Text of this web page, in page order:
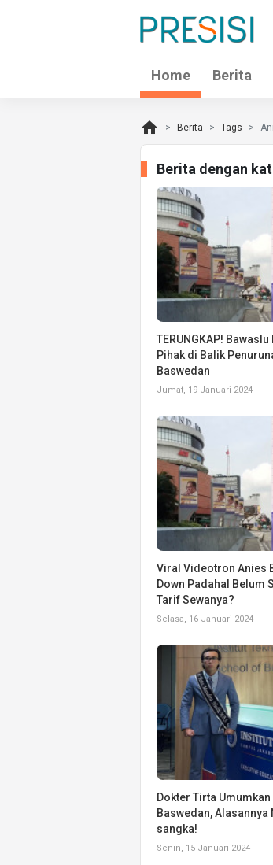
Home Berita
home Berita Tags
Berita dengan
TERUNGKAP!
Pihak di Balik
Baswedan
Jumat, 19 Januari 2024
Viral Videotron Anies
Down Padahal Belum
Tarif Sewanya?
Selasa, 16 Januari 2024
Dokter Tirta
Baswedan,
sangka!
Senin, 15 Januari 2024